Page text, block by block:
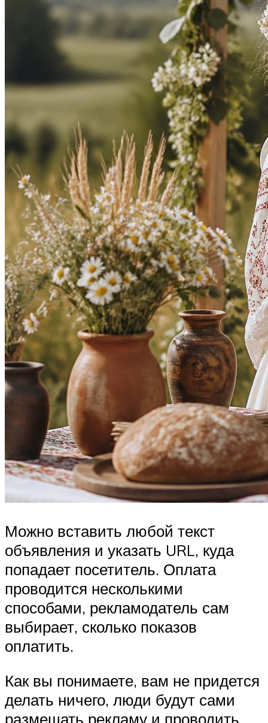
Можно вставить любой текст
объявления и указать URL, куда
попадает посетитель. Оплата
проводится несколькими
способами, рекламодатель сам
выбирает, сколько показов
оплатить.
Как вы понимаете, вам не придется
делать ничего, люди будут сами
размещать рекламу и проводить